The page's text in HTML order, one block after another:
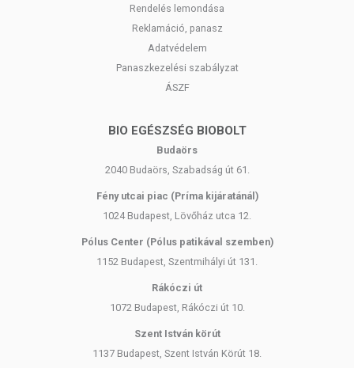
Rendelés lemondása
Reklamáció, panasz
Adatvédelem
Panaszkezelési szabályzat
ÁSZF
BIO EGÉSZSÉG BIOBOLT
Budaörs
2040 Budaörs, Szabadság út 61.
Fény utcai piac (Príma kijáratánál)
1024 Budapest, Lövőház utca 12.
Pólus Center (Pólus patikával szemben)
1152 Budapest, Szentmihályi út 131.
Rákóczi út
1072 Budapest, Rákóczi út 10.
Szent István körút
1137 Budapest, Szent István Körút 18.